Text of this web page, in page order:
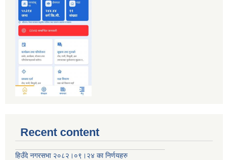
Recent content
हिउँदे नगरसभा २०८२।०९।२४ का निर्णयहरु